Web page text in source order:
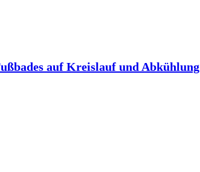
auf Kreislauf und Abkühlung